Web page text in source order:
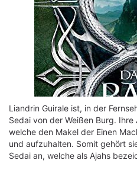
Liandrin Guirale ist, in der
Sedai von der Weißen Burg.
welche den Makel der Einen
und aufzuhalten. Somit gehört
Sedai an, welche als Ajahs